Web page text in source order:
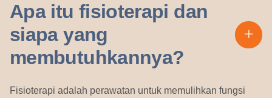
Apa itu fisioterapi dan
siapa yang
membutuhkannya?
Fisioterapi adalah perawatan untuk memulihkan fungsi